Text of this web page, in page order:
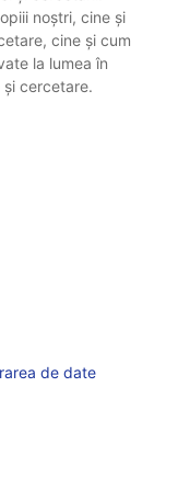
noștri, cine și
cine și cum
la lumea în
cercetare.
de date